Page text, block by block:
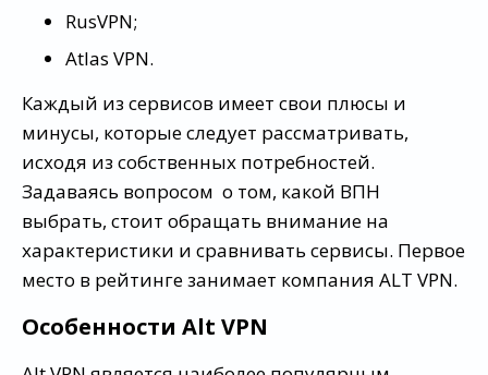
RusVPN;
Atlas VPN.
Каждый из сервисов имеет свои плюсы и
минусы, которые следует рассматривать,
исходя из собственных потребностей.
Задаваясь вопросом о том, какой ВПН
выбрать, стоит обращать внимание на
характеристики и сравнивать сервисы. Первое
место в рейтинге занимает компания ALT VPN.
Особенности Alt VPN